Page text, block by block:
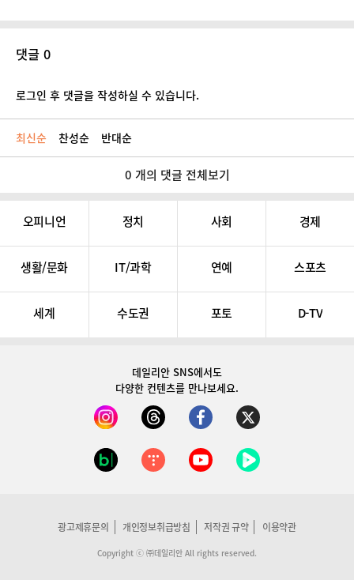
댓글 0
로그인 후 댓글을 작성하실 수 있습니다.
최신순 찬성순 반대순
0 개의 댓글 전체보기
오피니언 정치 사회 경제
생활/문화 IT/과학 연예 스포츠
세계 수도권 포토 D-TV
데일리안 SNS에서도
다양한 컨텐츠를 만나보세요.
광고제휴문의 개인정보취급방침 저작권 규약 이용약관
Copyright ⓒ ㈜데일리안 All rights reserved.